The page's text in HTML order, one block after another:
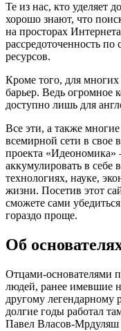
Те из нас, кто уделяет
хорошо знают, что
на просторах
рассредоточенность
ресурсов.
Кроме того, для
барьер. Ведь огромное
доступно лишь для
Все эти, а также
всемирной сети в свое
проекта «Идеономика»
аккумулировать в себе
технологиях, науке,
жизни. Посетив этот
сможете сами
гораздо проще.
Об
Отцами-основателями
людей, ранее имевшие
другому
долгие годы работал
Павел Власов-Мрдуляш